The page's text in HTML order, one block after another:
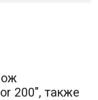
200", также